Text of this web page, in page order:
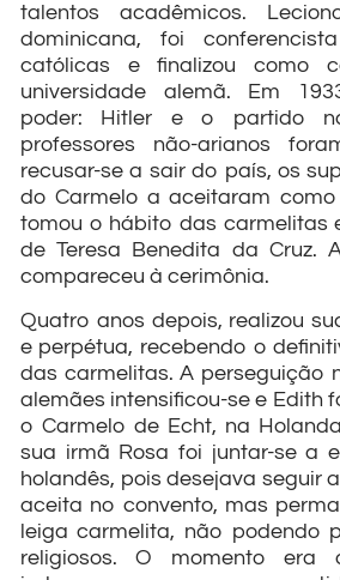
talentos acadêmicos.
dominicana, foi
católicas e finalizou como
universidade alemã. Em
poder: Hitler e o partido
professores não-arianos
recusar-se a sair do país, os
do Carmelo a aceitaram como
tomou o hábito das carmelitas
de Teresa Benedita da Cruz.
compareceu à cerimônia.
Quatro anos depois, realizou
e perpétua, recebendo o
das carmelitas. A perseguição
alemães intensificou-se e Edith
o Carmelo de Echt, na
sua irmã Rosa foi juntar-se a
holandês, pois desejava seguir
aceita no convento, mas
leiga carmelita, não podendo
religiosos. O momento era